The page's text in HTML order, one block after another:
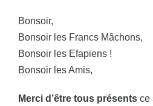
Bonsoir,
Bonsoir les Francs Mâchons,
Bonsoir les Efapiens !
Bonsoir les Amis,
Merci d’être tous présents ce